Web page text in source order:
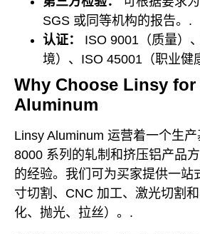
SGS 或同等机构的报告。.
认证：
ISO 9001（质量）
境）、ISO 45001（职业健
Why Choose Linsy for
Aluminum
Linsy Aluminum 运营着一个生
8000 系列的轧制和挤压铝产品
的经验。我们可为买家提供一站
寸切割、CNC 加工、激光切割
化、抛光、拉丝）。.